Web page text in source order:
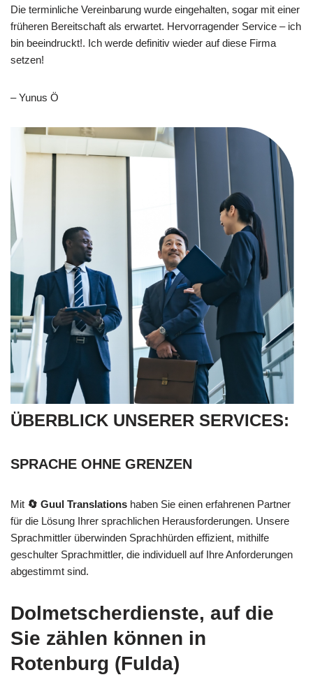
Die terminliche Vereinbarung wurde eingehalten, sogar mit einer
früheren Bereitschaft als erwartet. Hervorragender Service – ich
bin beeindruckt!. Ich werde definitiv wieder auf diese Firma
setzen!
– Yunus Ö
ÜBERBLICK UNSERER SERVICES:
SPRACHE OHNE GRENZEN
Mit 🔄 Guul Translations haben Sie einen erfahrenen Partner
für die Lösung Ihrer sprachlichen Herausforderungen. Unsere
Sprachmittler überwinden Sprachhürden effizient, mithilfe
geschulter Sprachmittler, die individuell auf Ihre Anforderungen
abgestimmt sind.
Dolmetscherdienste, auf die
Sie zählen können in
Rotenburg (Fulda)